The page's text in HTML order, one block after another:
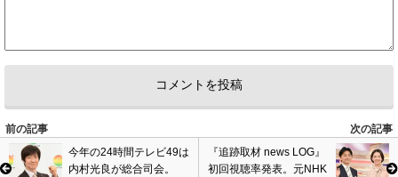
前の記事
次の記事
今年の24時間テレビ49は
内村光良が総合司会。
『追跡取材 news LOG』
初回視聴率発表。元NHK